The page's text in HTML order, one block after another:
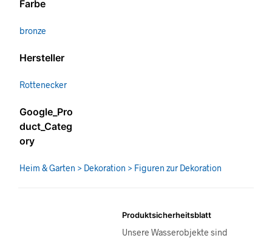
Farbe
bronze
Hersteller
Rottenecker
Google_Pro
duct_Categ
ory
Heim & Garten > Dekoration > Figuren zur Dekoration
Produktsicherheitsblatt
Unsere Wasserobjekte sind